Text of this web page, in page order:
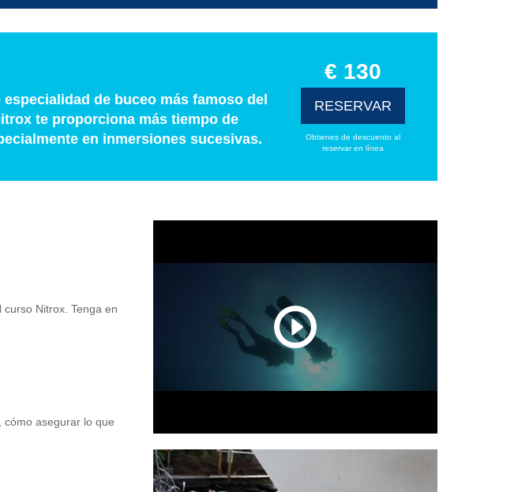
de buceo más famoso del
te proporciona más tiempo de
en inmersiones sucesivas.
€ 130
RESERVAR
Obtienes de descuento al
reservar en línea
Nitrox. Tenga en
cómo asegurar lo que